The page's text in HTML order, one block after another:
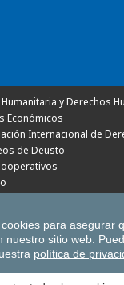
y Derechos
Económicos
Internacional de
de Deusto
Revistas
publicaciones de la
para asegurar
nuestro sitio web.
política de